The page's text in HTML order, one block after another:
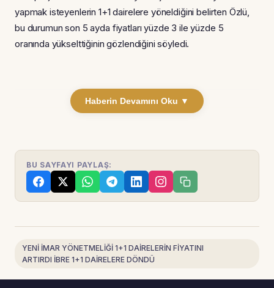
yapmak isteyenlerin 1+1 dairelere yöneldiğini belirten Özlü,
bu durumun son 5 ayda fiyatları yüzde 3 ile yüzde 5
oranında yükselttiğinin gözlendiğini söyledi.
Haberin Devamını Oku ▼
BU SAYFAYI PAYLAŞ:
YENİ İMAR YÖNETMELİĞİ 1+1 DAİRELERİN FİYATINI
ARTIRDI İBRE 1+1 DAİRELERE DÖNDÜ